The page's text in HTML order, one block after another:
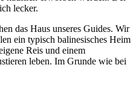
lecker.
das Haus unseres Guides. Wir
ein typisch balinesisches Heim
Reis und einem
leben. Im Grunde wie bei